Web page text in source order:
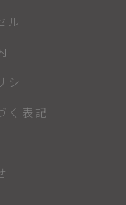
ル
シー
く表記